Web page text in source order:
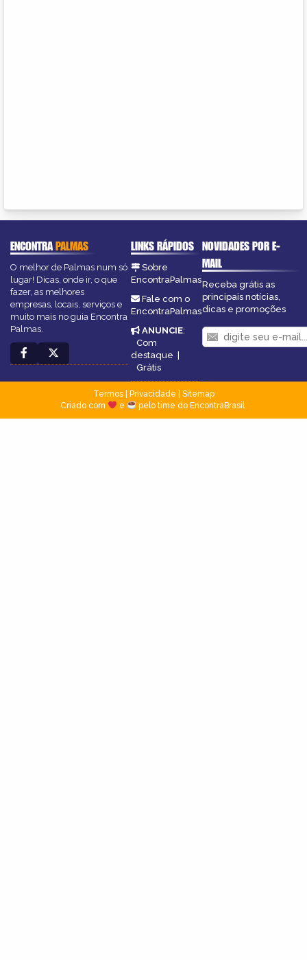
ENCONTRAPALMAS
O melhor de Palmas num só
lugar! Dicas, onde ir, o que
fazer, as melhores
empresas, locais, serviços e
muito mais no guia Encontra
Palmas.
LINKS RÁPIDOS
Sobre
EncontraPalmas
Fale com o
EncontraPalmas
ANUNCIE:
Com
destaque |
Grátis
NOVIDADES POR E-
MAIL
Receba grátis as
principais notícias,
dicas e promoções
Termos| Privacidade
Sitemap
Criado com
e pelo time do EncontraBrasil